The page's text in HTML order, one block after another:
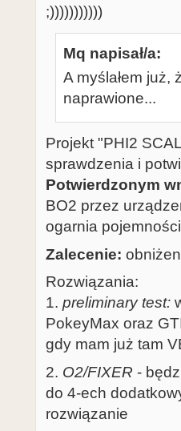
;)))))))))))
Mq napisał/a:
A myślałem już,
naprawione...
Projekt "PHI2
sprawdzenia i
Potwierdzonym
BO2 przez
ogarnia
Zalecenie:
Rozwiązania:
1. preliminary test:
PokeyMax oraz
gdy mam już tam
2. O2/FIXER -
do 4-ech
rozwiązanie